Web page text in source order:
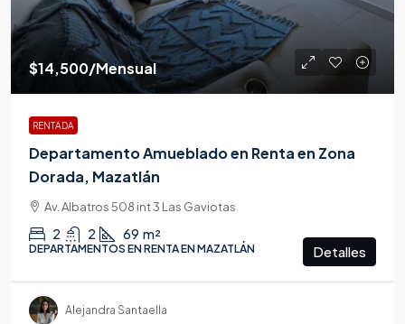
$14,500/Mensual
RENTADA
Departamento Amueblado en Renta en Zona
Dorada, Mazatlán
Av. Albatros 508 int 3 Las Gaviotas
2 2 69 m²
DEPARTAMENTOS EN RENTA EN MAZATLÁN Detalles
Alejandra Santaella